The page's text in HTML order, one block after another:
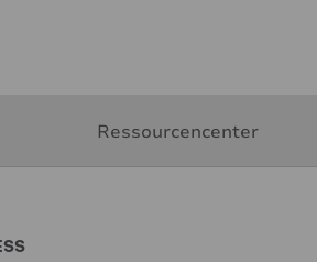
Ressourcencenter